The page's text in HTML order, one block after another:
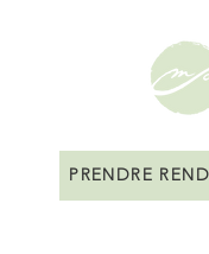
PRENDRE